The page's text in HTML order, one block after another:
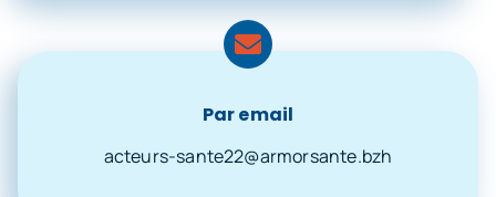
Par email
acteurs-sante22@armorsante.bzh